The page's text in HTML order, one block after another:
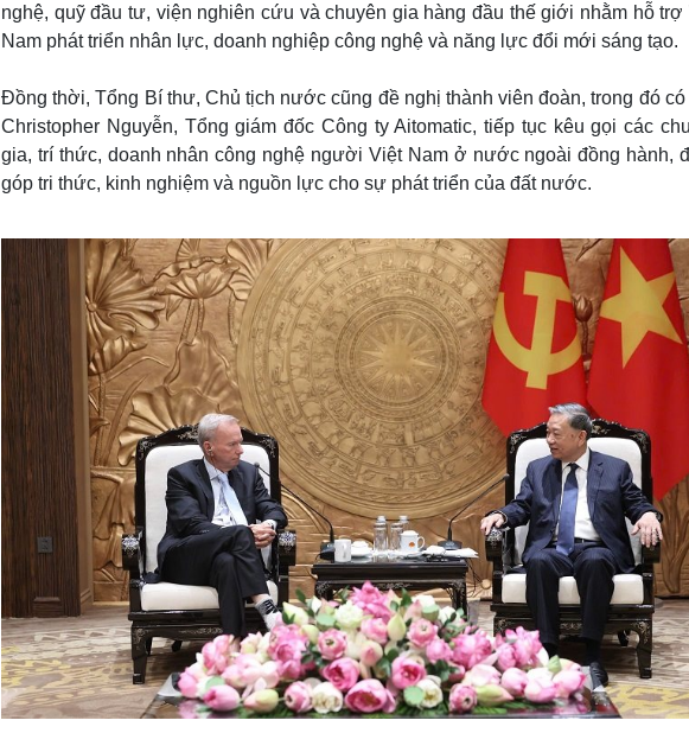
nghệ, quỹ đầu tư, viện nghiên cứu và chuyên gia hàng đầu thế giới nhằm hỗ trợ
Nam phát triển nhân lực, doanh nghiệp công nghệ và năng lực đổi mới sáng tạo.
Đồng thời, Tổng Bí thư, Chủ tịch nước cũng đề nghị thành viên đoàn, trong đó có
Christopher Nguyễn, Tổng giám đốc Công ty Aitomatic, tiếp tục kêu gọi các
gia, trí thức, doanh nhân công nghệ người Việt Nam ở nước ngoài đồng hành,
góp tri thức, kinh nghiệm và nguồn lực cho sự phát triển của đất nước.